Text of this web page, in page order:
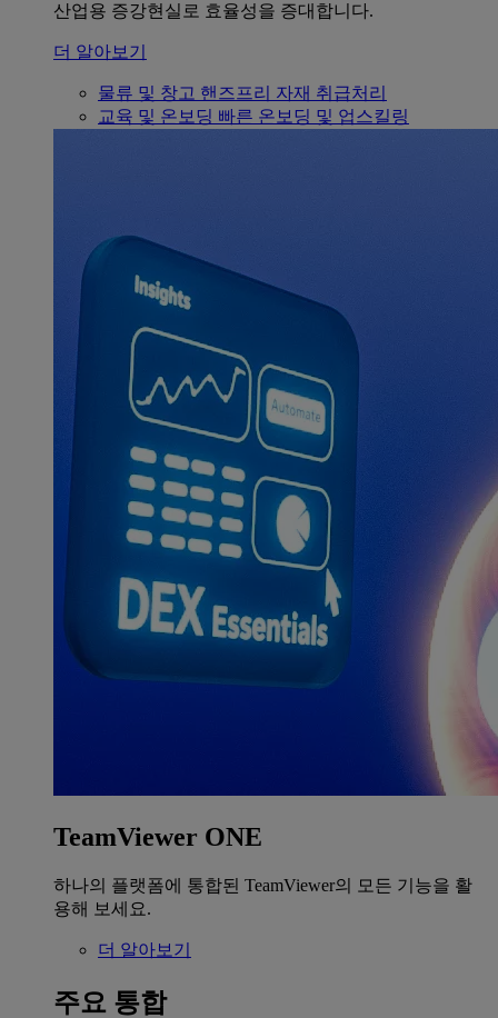
산업용 증강현실로 효율성을 증대합니다.
더 알아보기
물류 및 창고 핸즈프리 자재 취급처리
교육 및 온보딩 빠른 온보딩 및 업스킬링
TeamViewer ONE
하나의 플랫폼에 통합된 TeamViewer의 모든 기능을 활
용해 보세요.
더 알아보기
주요 통합